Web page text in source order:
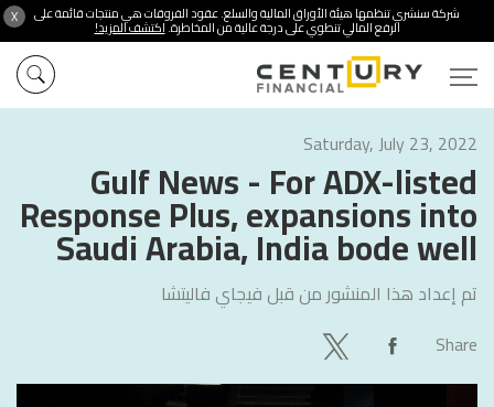
X شركة سنشري تنظمها هيئة الأوراق المالية والسلع. عقود الفروقات هي منتجات قائمة على
الرفع المالي تنطوي على درجة عالية من المخاطرة.اكتشف المزيد!
Saturday, July 23, 2022
Gulf News - For ADX-listed
Response Plus, expansions into
Saudi Arabia, India bode well
تم إعداد هذا المنشور من قبل فيجاي فاليتشا
Share